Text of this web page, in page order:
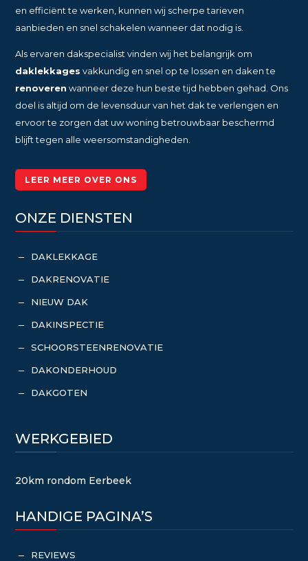
en efficiënt te werken, kunnen wij scherpe tarieven
aanbieden en snel schakelen wanneer dat nodig is.
Als ervaren dakspecialist vinden wij het belangrijk om
daklekkages vakkundig en snel op te lossen en daken te
renoveren wanneer deze hun beste tijd hebben gehad. Ons
doel is altijd om de levensduur van het dak te verlengen en
ervoor te zorgen dat uw woning betrouwbaar beschermd
blijft tegen alle weersomstandigheden.
LEER MEER OVER ONS
ONZE DIENSTEN
K DAKLEKKAGE
K DAKRENOVATIE
K NIEUW DAK
K DAKINSPECTIE
K SCHOORSTEENRENOVATIE
K DAKONDERHOUD
K DAKGOTEN
WERKGEBIED
20km rondom Eerbeek
HANDIGE PAGINA’S
K REVIEWS